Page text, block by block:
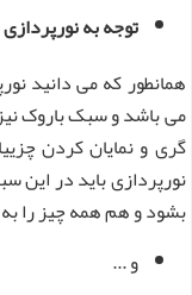
توجه به نورپردازی
همانطور که می دانید
می باشد و سبک باروک
گری و نمایان کردن
نورپردازی باید در این
بشود و هم همه چیز را
و ...